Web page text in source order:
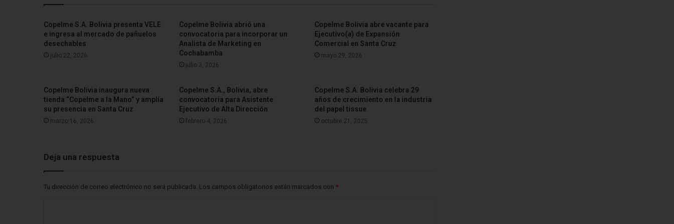
Copelme S.A. Bolivia presenta VELE
e ingresa al mercado de pañuelos
desechables
julio 22, 2026
Copelme Bolivia abrió una
convocatoria para incorporar un
Analista de Marketing en
Cochabamba
julio 3, 2026
Copelme Bolivia abre vacante para
Ejecutivo(a) de Expansión
Comercial en Santa Cruz
mayo 29, 2026
Copelme Bolivia inaugura nueva
tienda “Copelme a la Mano” y amplía
su presencia en Santa Cruz
marzo 16, 2026
Copelme S.A., Bolivia, abre
convocatoria para Asistente
Ejecutivo de Alta Dirección
febrero 4, 2026
Copelme S.A. Bolivia celebra 29
años de crecimiento en la industria
del papel tissue
octubre 21, 2025
Deja una respuesta
Tu dirección de correo electrónico no será publicada. Los campos obligatorios están marcados con *